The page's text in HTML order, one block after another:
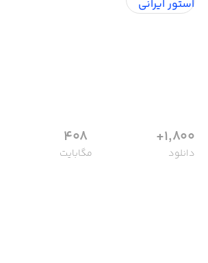
1,800+
دانلود
408
مگابایت